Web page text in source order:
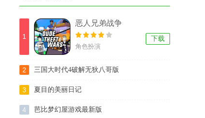
1
恶人兄弟战争
角色扮演
下载
2 三国大时代4破解无狄八哥版
3 夏目的美丽日记
4 芭比梦幻屋游戏最新版